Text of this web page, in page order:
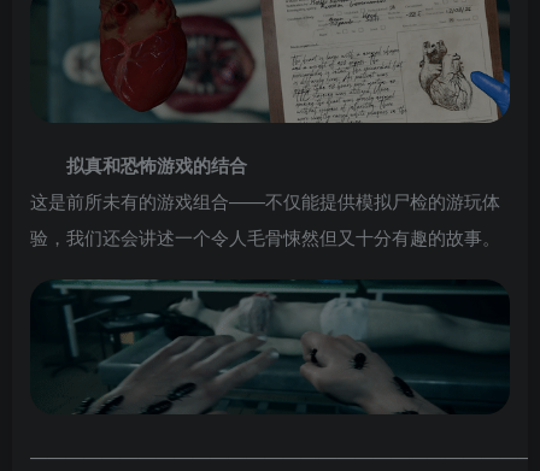
拟真和恐怖游戏的结合
这是前所未有的游戏组合——不仅能提供模拟尸检的游玩体
验，我们还会讲述一个令人毛骨悚然但又十分有趣的故事。
————————————————————————————